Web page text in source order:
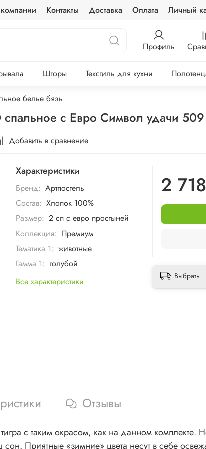
Контакты Доставка Оплата Личный
Профиль
Шторы Текстиль для кухни
белье бязь
спальное с Евро Символ удачи
Добавить в сравнение
Характеристики
Бренд: Артпостель
Состав: Хлопок 100%
Размер: 2 сп с евро простыней
Коллекция: Премиум
Тематика 1: животные
Гамма 1: голубой
Все характеристики
2
Выбрать
Отзывы
с таким окрасом, как на данном комплекте.
Приятные «зимние» цвета несут в себе